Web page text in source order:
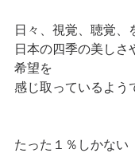
日々、視覚、聴覚、
日本の四季の美しさ
希望を
感じ取っているよう
たった１％しかない